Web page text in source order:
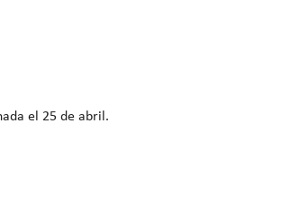
el 25 de abril.